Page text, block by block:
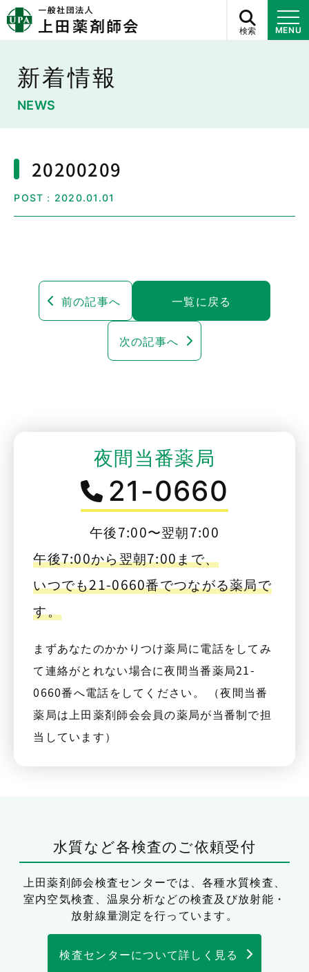
検索 MENU
新着情報
NEWS
20200209
POST：2020.01.01
前の記事へ 一覧に戻る
次の記事へ
夜間当番薬局
21-0660
午後7:00〜翌朝7:00
午後7:00から翌朝7:00まで、
いつでも21-0660番でつながる薬局で
す。
まずあなたのかかりつけ薬局に電話をしてみ
て連絡がとれない場合に夜間当番薬局21-
0660番へ電話をしてください。 （夜間当番
薬局は上田薬剤師会会員の薬局が当番制で担
当しています）
水質など各検査のご依頼受付
上田薬剤師会検査センターでは、各種水質検査、
室内空気検査、温泉分析などの検査及び放射能・
放射線量測定を行っています。
検査センターについて詳しく見る